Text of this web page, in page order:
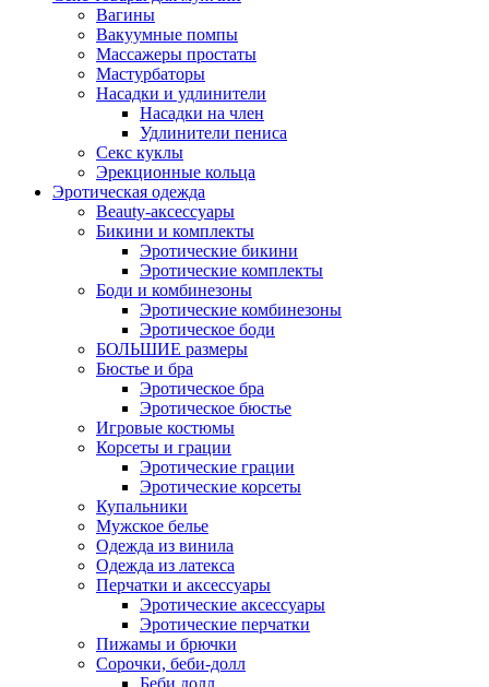
Вагины
Вакуумные помпы
Массажеры простаты
Мастурбаторы
Насадки и удлинители
Насадки на член
Удлинители пениса
Секс куклы
Эрекционные кольца
Эротическая одежда
Beauty-аксессуары
Бикини и комплекты
Эротические бикини
Эротические комплекты
Боди и комбинезоны
Эротические комбинезоны
Эротическое боди
БОЛЬШИЕ размеры
Бюстье и бра
Эротическое бра
Эротическое бюстье
Игровые костюмы
Корсеты и грации
Эротические грации
Эротические корсеты
Купальники
Мужское белье
Одежда из винила
Одежда из латекса
Перчатки и аксессуары
Эротические аксессуары
Эротические перчатки
Пижамы и брючки
Сорочки, беби-долл
Беби долл